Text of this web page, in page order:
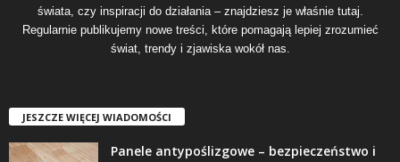
świata, czy inspiracji do działania – znajdziesz je właśnie tutaj.
Regularnie publikujemy nowe treści, które pomagają lepiej zrozumieć
świat, trendy i zjawiska wokół nas.
JESZCZE WIĘCEJ WIADOMOŚCI
Panele antypoślizgowe – bezpieczeństwo i